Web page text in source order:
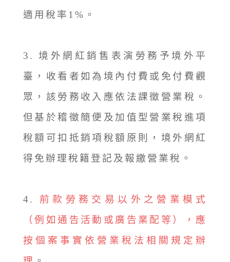
適用稅率1%。
3. 境外網紅銷售表演勞務予境外平
臺，收看者如為境內付費或免付費觀
眾，該勞務收入應依法課徵營業稅。
但基於稽徵簡便及加值型營業稅進項
稅額可扣抵銷項稅額原則，境外網紅
得免辦理稅籍登記及報繳營業稅。
4. 前款勞務交易以外之營業模式
（例如通告活動或廣告業配等），應
按個案事實依營業稅法相關規定辦